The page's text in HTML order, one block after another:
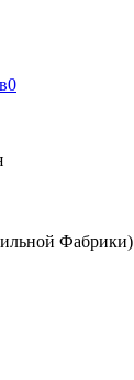
0
Фабрики)